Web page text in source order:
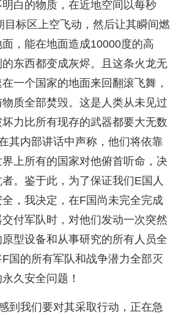
白的物质，在近地空间以每秒
目标区上空飞动，然后让其瞬间燃
，能在地面造成10000度的高
东西都变成灰烬。且这条火龙无
一个国家的地面来回翻滚飞舞，
质全部焚毁。这是人类从未见过
力比所有现存的武器都要大无数
其内部讲话中声称，他们将依靠
上所有的国家对他俯首听命，决
。鉴于此，为了保证我们E国人
，我决定，在F国尚未完全完成
付军队时，对他们发动一次突然
型设备和从事研究的所有人员全
国的所有军队和战争潜力全部灭
久安全问题！
到我们要对其采取行动，正在急